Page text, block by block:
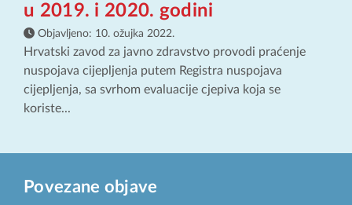
u 2019. i 2020. godini
Objavljeno: 10. ožujka 2022.
Hrvatski zavod za javno zdravstvo provodi praćenje
nuspojava cijepljenja putem Registra nuspojava
cijepljenja, sa svrhom evaluacije cjepiva koja se
koriste...
Povezane objave